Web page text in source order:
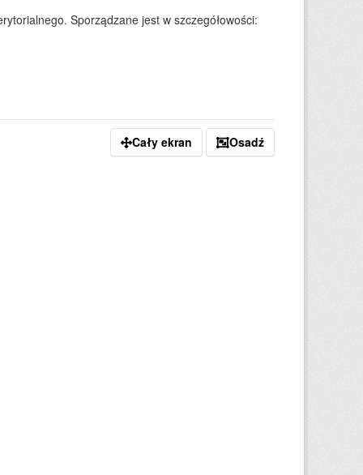
Sporządzane jest w szczegółowości:
Cały ekran Osadź